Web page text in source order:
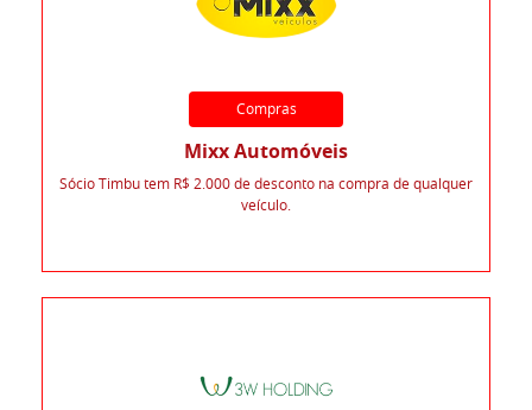
Compras
Mixx Automóveis
Sócio Timbu tem R$ 2.000 de desconto na compra de qualquer
veículo.